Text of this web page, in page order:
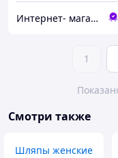
Интернет- магазин "Праздник-shop"
1
Смотри также
Шляпы женские